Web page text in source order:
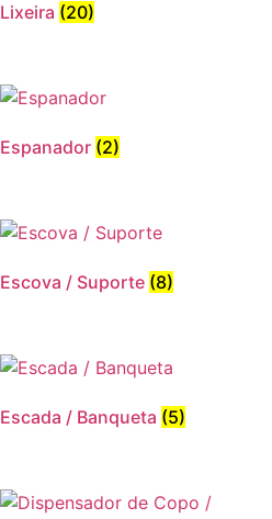
Lixeira (20)
Espanador (2)
Escova / Suporte (8)
Escada / Banqueta (5)